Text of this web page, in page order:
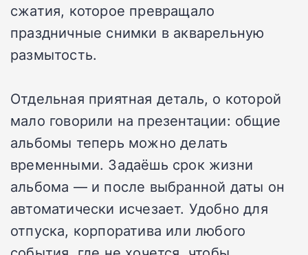
сжатия, которое превращало
праздничные снимки в акварельную
размытость.
Отдельная приятная деталь, о которой
мало говорили на презентации: общие
альбомы теперь можно делать
временными. Задаёшь срок жизни
альбома — и после выбранной даты он
автоматически исчезает. Удобно для
отпуска, корпоратива или любого